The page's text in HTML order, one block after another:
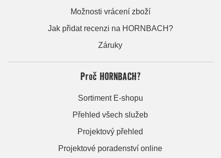
Možnosti vrácení zboží
Jak přidat recenzi na HORNBACH?
Záruky
Proč HORNBACH?
Sortiment E-shopu
Přehled všech služeb
Projektový přehled
Projektové poradenství online